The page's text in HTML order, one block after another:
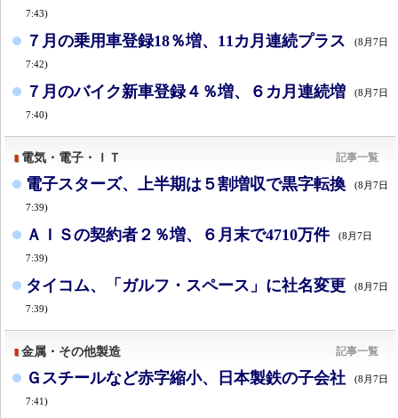
7:43)
７月の乗用車登録18％増、11カ月連続プラス (8月7日
7:42)
７月のバイク新車登録４％増、６カ月連続増 (8月7日
7:40)
電気・電子・ＩＴ 記事一覧
電子スターズ、上半期は５割増収で黒字転換 (8月7日
7:39)
ＡＩＳの契約者２％増、６月末で4710万件 (8月7日
7:39)
タイコム、「ガルフ・スペース」に社名変更 (8月7日
7:39)
金属・その他製造 記事一覧
Ｇスチールなど赤字縮小、日本製鉄の子会社 (8月7日
7:41)